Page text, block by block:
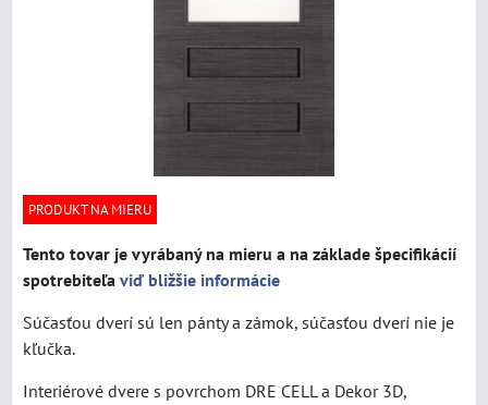
PRODUKT NA MIERU
Tento tovar je vyrábaný na mieru a na základe špecifikácií
spotrebiteľa viď bližšie informácie
Súčasťou dverí sú len pánty a zámok, súčasťou dverí nie je
kľučka.
Interiérové dvere s povrchom DRE CELL a Dekor 3D,